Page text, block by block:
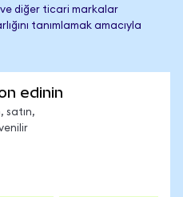
ve diğer ticari markalar
tanımlamak amacıyla
edinin
satın,